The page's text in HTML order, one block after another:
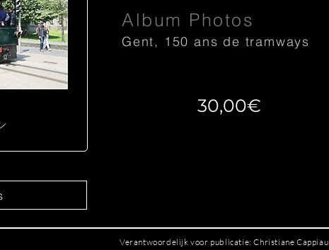
Album Photos
Gent, 150 ans de tramways
30,00€
Verantwoordelijk voor publicatie: Christiane Cappiau